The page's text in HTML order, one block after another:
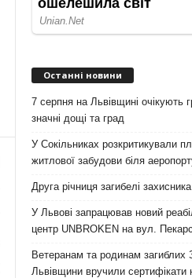
Останні новини
7 серпня на Львівщині очікують
значні дощі та град
У Сокільниках розкритикували
житлової забудови біля
Друга річниця загибелі
У Львові запрацював новий
центр UNBROKEN на вул.
Ветеранам та родинам загиблих
Львівщини вручили сертифікати